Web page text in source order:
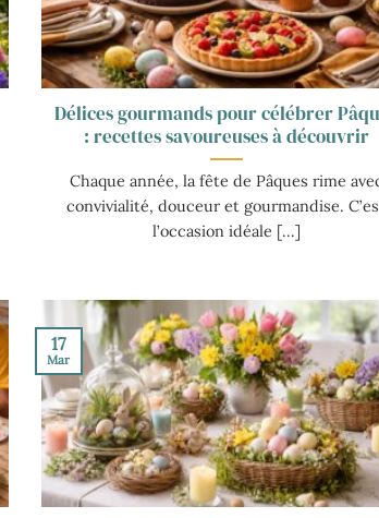
Délices gourmands pour célébrer
: recettes savoureuses à découvrir
Chaque année, la fête de Pâques rime
convivialité, douceur et gourmandise.
l’occasion idéale [...]
17
Mar